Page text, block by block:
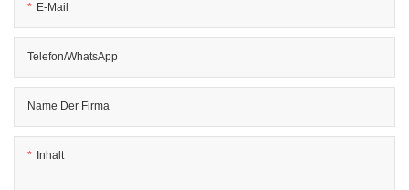
E-Mail
Telefon/WhatsApp
Name Der Firma
Inhalt